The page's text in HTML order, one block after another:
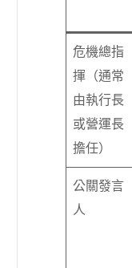
危機總指
揮（通常
由執行長
或營運長
擔任）
公關發言
人